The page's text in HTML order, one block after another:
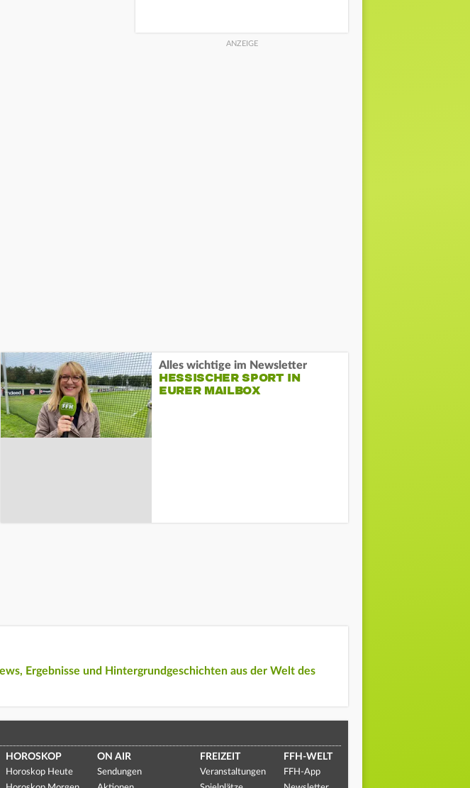
Alles wichtige im Newsletter
HESSISCHER SPORT IN
EURER MAILBOX
Ergebnisse und Hintergrundgeschichten aus der Welt des
HOROSKOP
Horoskop Heute
ON AIR
Sendungen
FREIZEIT
Veranstaltungen
FFH-WELT
FFH-App